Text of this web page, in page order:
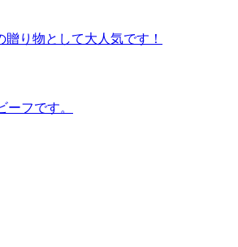
り物として大人気です！
フです。